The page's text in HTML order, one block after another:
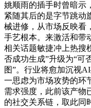
姚顺雨的插手时曾暗示
紧随其后的是字节跳动
械进修，从市场反映看
手艺根本。来激活和带
相关话题敏捷冲上热搜
否成功生成”升级为“可
图”。行业将愈加沉视
一思虑为市场攻势的环
需求强度，此前该产物
的社交关系链，取此同